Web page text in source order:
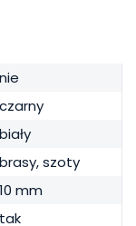
nie
czarny
biały
brasy, szoty
10 mm
tak